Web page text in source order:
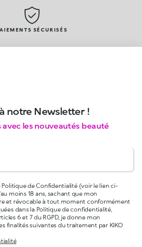
SÉCURISÉS
notre Newsletter !
les nouveautés beauté
de Confidentialité (voir le lien ci-
moins 18 ans, sachant que mon
et révocable à tout moment conformément
dans la Politique de confidentialité,
6 et 7 du RGPD, je donne mon
finalités suivantes du traitement par KIKO